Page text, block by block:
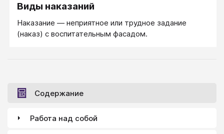
Виды наказаний
Наказание — неприятное или трудное задание
(наказ) с воспитательным фасадом.
Содержание
Работа над собой